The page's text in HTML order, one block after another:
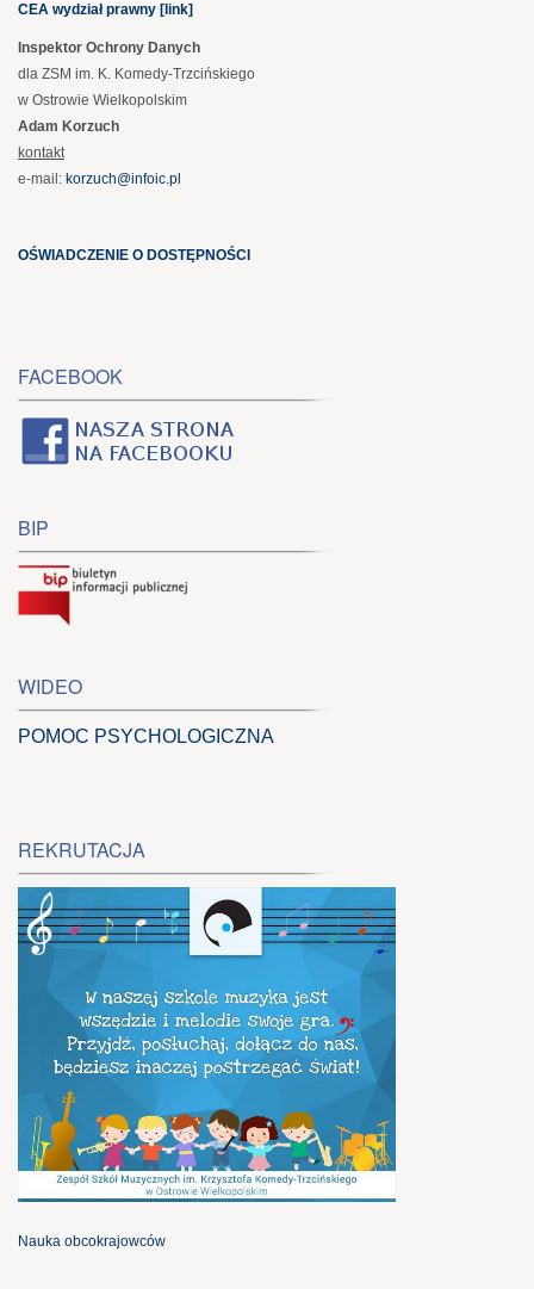
CEA wydział prawny [link]
Inspektor Ochrony Danych
dla ZSM im. K. Komedy-Trzcińskiego
w Ostrowie Wielkopolskim
Adam Korzuch
kontakt
e-mail: korzuch@infoic.pl
OŚWIADCZENIE O DOSTĘPNOŚCI
FACEBOOK
BIP
WIDEO
POMOC PSYCHOLOGICZNA
REKRUTACJA
Nauka obcokrajowców